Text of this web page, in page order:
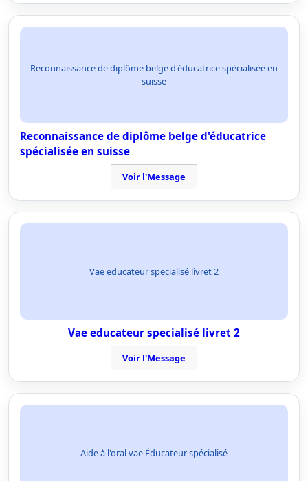
Reconnaissance de diplôme belge d'éducatrice spécialisée en
suisse
Reconnaissance de diplôme belge d'éducatrice
spécialisée en suisse
Voir l'Message
Vae educateur specialisé livret 2
Vae educateur specialisé livret 2
Voir l'Message
Aide à l'oral vae Éducateur spécialisé